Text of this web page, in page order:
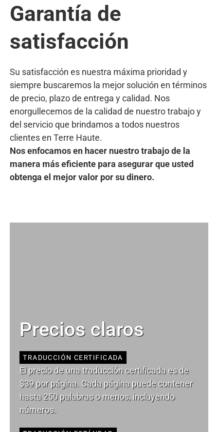
Garantía de
satisfacción
Su satisfacción es nuestra máxima prioridad y
siempre buscaremos la mejor solución en términos
de precio, plazo de entrega y calidad. Nos
enorgullecemos de la calidad de nuestro trabajo y
del servicio que brindamos a todos nuestros
clientes en Terre Haute.
Nos enfocamos en hacer nuestro trabajo de la
manera más eficiente para asegurar que usted
obtenga el mejor valor por su dinero.
Precios claros
TRADUCCIÓN CERTIFICADA
El precio de una traducción certificada es de
$39 por página. Cada página puede contener
hasta 250 palabras o menos, incluyendo
números.